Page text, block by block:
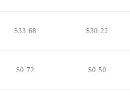
$33.68 $30.22
$0.72 $0.50